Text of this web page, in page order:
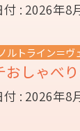
付 : 2026年8
ノルトライン＝ヴ
おしゃべり
付 : 2026年8